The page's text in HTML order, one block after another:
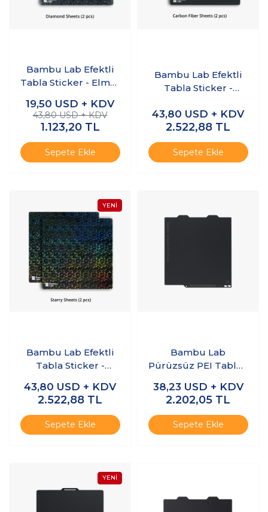
Bambu Lab Efektli
Tabla Sticker - Elmas
19,50 USD + KDV
43,80 USD + KDV
1.123,20 TL
Sepete Ekle
Bambu Lab Efektli
Tabla Sticker -
X1/P1/A1 Serisi
43,80 USD + KDV
2.522,88 TL
Sepete Ekle
Bambu Lab Efektli
Tabla Sticker -
Serisi
43,80 USD + KDV
2.522,88 TL
Sepete Ekle
Bambu Lab
Pürüzsüz PEI Tabla -
38,23 USD + KDV
2.202,05 TL
Sepete Ekle